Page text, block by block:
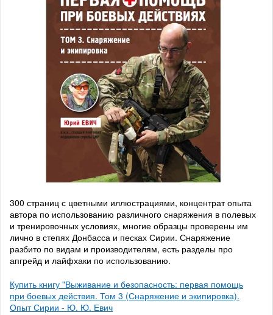
300 страниц с цветными иллюстрациями, концентрат опыта
автора по использованию различного снаряжения в полевых
и тренировочных условиях, многие образцы проверены им
лично в степях Донбасса и песках Сирии. Снаряжение
разбито по видам и производителям, есть разделы про
апгрейд и лайфхаки по использованию.
Купить книгу "Выживание и безопасность: первая помощь
при боевых действия. Том 3 (Снаряжение и экипировка).
Опыт Сирии - Ю. Ю. Евич